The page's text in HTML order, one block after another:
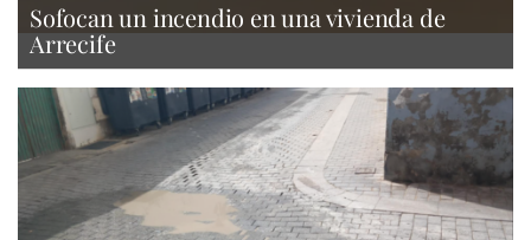
Sofocan un incendio en una vivienda de
Arrecife